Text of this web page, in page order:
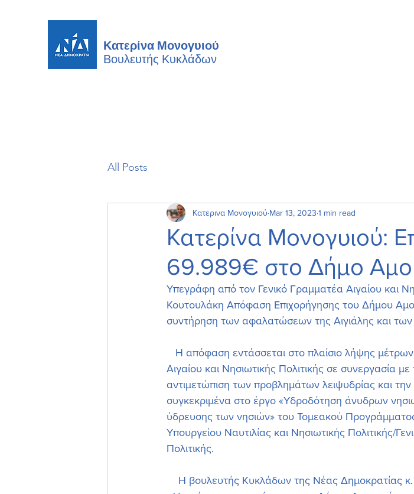
Κατερίνα Μονογυιού
Βουλευτής Κυκλάδων
All Posts
Κατερίνα Μονογυιού:
69.989€ στο Δήμο
Κατερινα Μονογυιού Mar 13, 2023 1 min read
Υπεγράφη από τον Γενικό Γραμματέα Αιγαίου και
Κουτουλάκη Aπόφαση Eπιχορήγησης του Δήμου
συντήρηση των αφαλατώσεων της Αιγιάλης και
Αιγαίου και Νησιωτικής Πολιτικής σε συνεργασία
αντιμετώπιση των προβλημάτων λειψυδρίας και
συγκεκριμένα στο έργο «Υδροδότηση άνυδρων
ύδρευσης των νησιών» του Τομεακού
Υπουργείου Ναυτιλίας και Νησιωτικής Πολιτικής/
Πολιτικής.
Η βουλευτής Κυκλάδων της Νέας Δημοκρατίας